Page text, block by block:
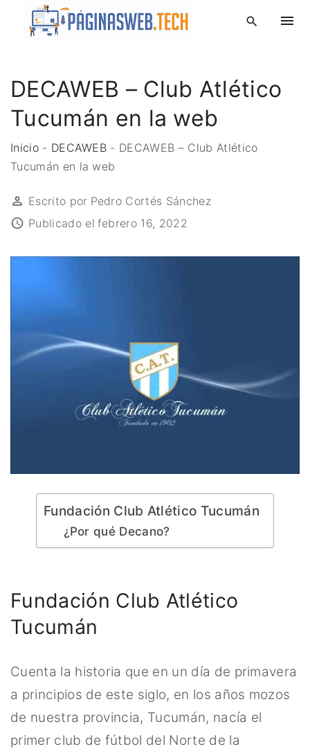
DECAWEB – Club Atlético
Tucumán en la web
Inicio- DECAWEB - DECAWEB – Club Atlético
Tucumán en la web
Escrito por Pedro Cortés Sánchez
Publicado el febrero 16, 2022
Fundación Club Atlético Tucumán
¿Por qué Decano?
Fundación Club Atlético
Tucumán
Cuenta la historia que en un día de primavera
a principios de este siglo, en los años mozos
de nuestra provincia, Tucumán, nacía el
primer club de fútbol del Norte de la